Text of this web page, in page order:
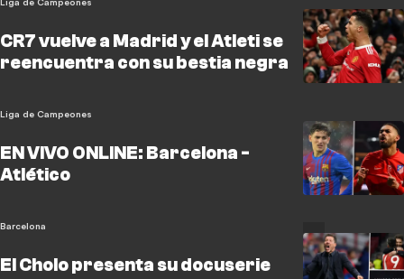
CR7 vuelve a Madrid y el Atleti se
reencuentra con su bestia negra
Liga de Campeones
EN VIVO ONLINE: Barcelona -
Atlético
Barcelona
El Cholo presenta su docuserie